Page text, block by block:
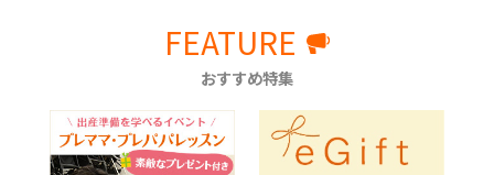
FEATURE
おすすめ特集